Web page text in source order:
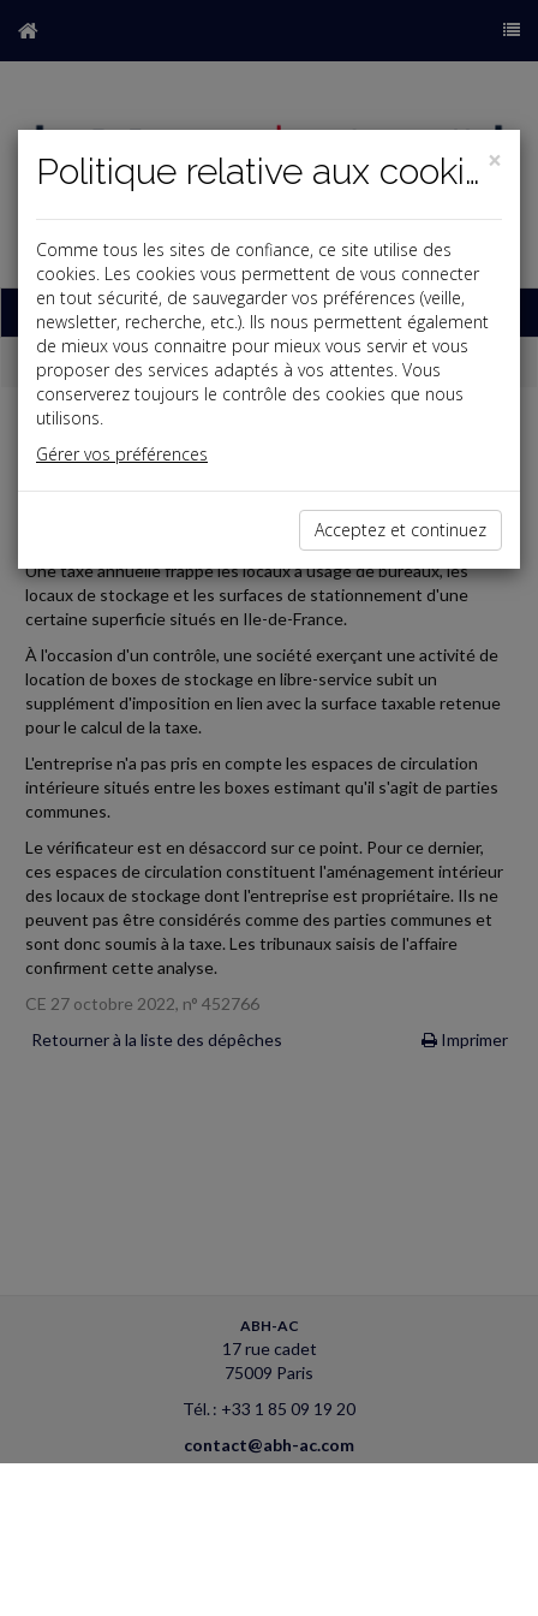
Base documentaire
Dépêches
Fiscal TPE
TAXE SUR LES LOCAUX DE STOCKAGE EN IDF
Une taxe annuelle frappe les locaux à usage de bureaux, les
locaux de stockage et les surfaces de stationnement d'une
certaine superficie situés en Ile-de-France.
À l'occasion d'un contrôle, une société exerçant une activité de
location de boxes de stockage en libre-service subit un
supplément d'imposition en lien avec la surface taxable retenue
pour le calcul de la taxe.
L'entreprise n'a pas pris en compte les espaces de circulation
intérieure situés entre les boxes estimant qu'il s'agit de parties
communes.
Le vérificateur est en désaccord sur ce point. Pour ce dernier,
ces espaces de circulation constituent l'aménagement intérieur
des locaux de stockage dont l'entreprise est propriétaire. Ils ne
peuvent pas être considérés comme des parties communes et
sont donc soumis à la taxe. Les tribunaux saisis de l'affaire
confirment cette analyse.
CE 27 octobre 2022, n° 452766
Retourner à la liste des dépêches
Imprimer
ABH-AC
17 rue cadet
75009 Paris
Tél. : +33 1 85 09 19 20
contact@abh-ac.com
×
Politique relative aux cookies
Comme tous les sites de confiance, ce site utilise des
cookies. Les cookies vous permettent de vous connecter
en tout sécurité, de sauvegarder vos préférences (veille,
newsletter, recherche, etc.). Ils nous permettent également
de mieux vous connaitre pour mieux vous servir et vous
proposer des services adaptés à vos attentes. Vous
conserverez toujours le contrôle des cookies que nous
utilisons.
Gérer vos préférences
Acceptez et continuez